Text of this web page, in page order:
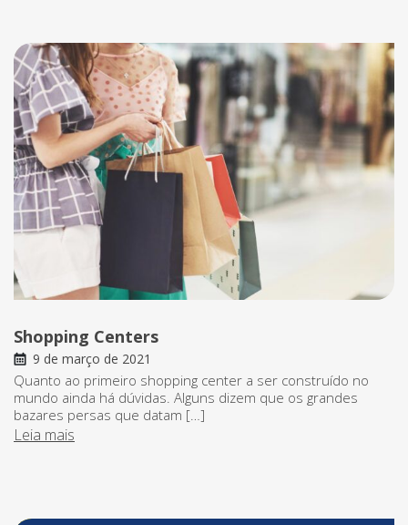
Shopping Centers
9 de março de 2021
Quanto ao primeiro shopping center a ser construído no
mundo ainda há dúvidas. Alguns dizem que os grandes
bazares persas que datam […]
Leia mais